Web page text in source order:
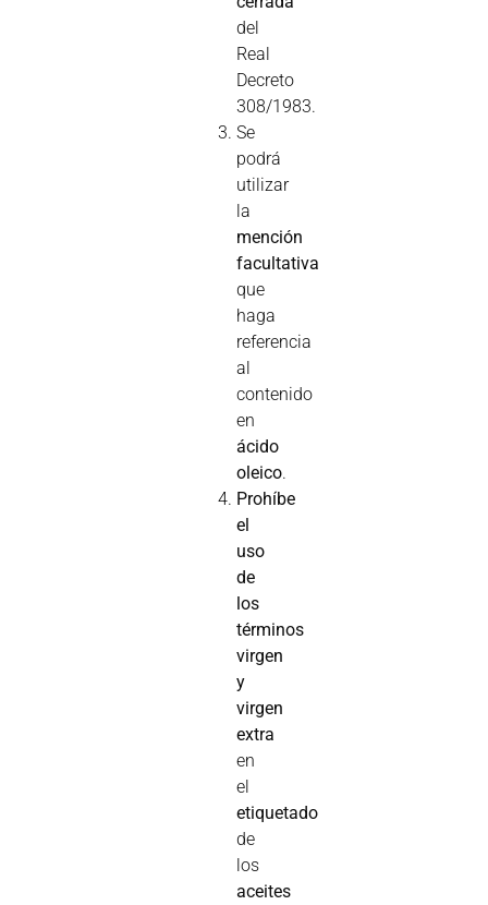
del
Real
Decreto
308/1983.
Se
podrá
utilizar
la
mención
facultativa
que
haga
referencia
al
contenido
en
ácido
oleico.
Prohíbe
el
uso
de
los
términos
virgen
y
virgen
extra
en
el
etiquetado
de
los
aceites